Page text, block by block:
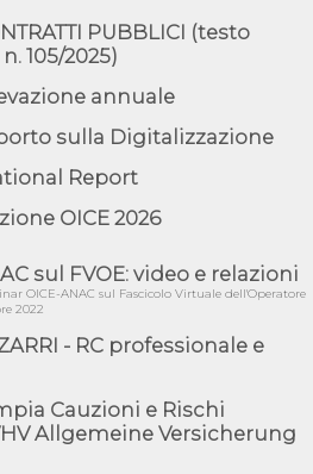
di Messina: deliberata la
dal Cipess via libera al quinto lotto
industriale in calo dell'1% a giugno,
in Cdm: contributi per
il d.lgs. di adeguamento all’AI Act in
europea in Cdm per recepimento
e PNRR è legge: approvata oggi la
DDL di riforma della responsabilità
PUBBLICI (testo
105/2025)
annuale
sulla Digitalizzazione
Report
OICE 2026
sul FVOE: video e relazioni
OICE-ANAC sul Fascicolo Virtuale dell'Operatore
2022
- RC professionale e
Cauzioni e Rischi
Allgemeine Versicherung